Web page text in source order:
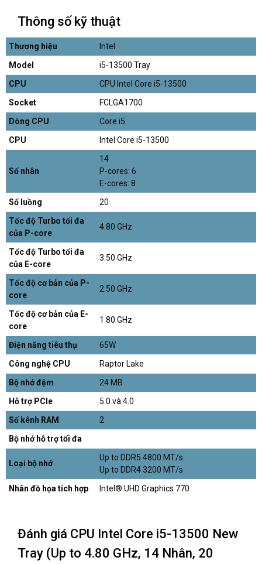
Thông số kỹ thuật
Thương hiệu
Intel
Model
i5-13500 Tray
CPU
CPU Intel Core i5-13500
Socket
FCLGA1700
Dòng CPU
Core i5
CPU
Intel Core i5-13500
Số nhân
14
P-cores: 6
E-cores: 8
Số luồng
20
Tốc độ Turbo tối đa
của P-core
4.80 GHz
Tốc độ Turbo tối đa
của E-core
3.50 GHz
Tốc độ cơ bản của P-
core
2.50 GHz
Tốc độ cơ bản của E-
core
1.80 GHz
Điện năng tiêu thụ
65W
Công nghệ CPU
Raptor Lake
Bộ nhớ đệm
24 MB
Hỗ trợ PCIe
5.0 và 4.0
Số kênh RAM
2
Bộ nhớ hỗ trợ tối đa
Loại bộ nhớ
Up to DDR5 4800 MT/s
Up to DDR4 3200 MT/s
Nhân đồ họa tích hợp
Intel® UHD Graphics 770
Đánh giá CPU Intel Core i5-13500 New
Tray (Up to 4.80 GHz, 14 Nhân, 20